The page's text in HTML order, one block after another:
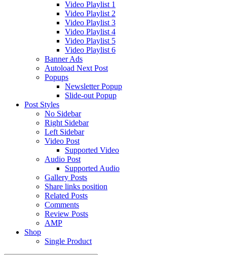
Video Playlist 1
Video Playlist 2
Video Playlist 3
Video Playlist 4
Video Playlist 5
Video Playlist 6
Banner Ads
Autoload Next Post
Popups
Newsletter Popup
Slide-out Popup
Post Styles
No Sidebar
Right Sidebar
Left Sidebar
Video Post
Supported Video
Audio Post
Supported Audio
Gallery Posts
Share links position
Related Posts
Comments
Review Posts
AMP
Shop
Single Product